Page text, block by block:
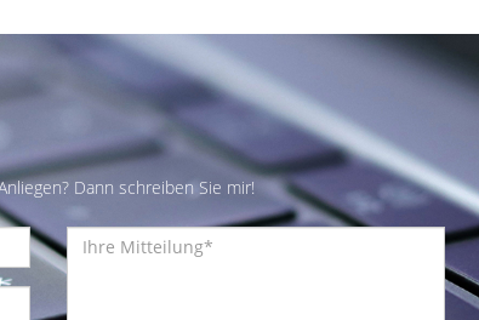
Dann schreiben Sie mir!